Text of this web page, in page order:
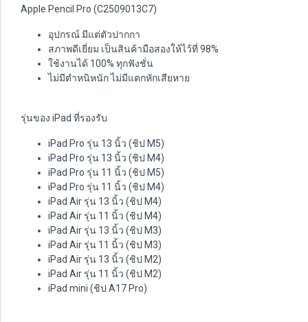
Apple Pencil Pro (C2509013C7)
อุปกรณ์ มีแต่ตัวปากกา
สภาพดีเยี่ยม เป็นสินค้ามือสองให้ไว้ที่ 98%
ใช้งานได้ 100% ทุกฟังชั่น
ไม่มีตำหนิหนัก ไม่มีแตกหักเสียหาย
รุ่นของ iPad ที่รองรับ
iPad Pro รุ่น 13 นิ้ว (ชิป M5)
iPad Pro รุ่น 13 นิ้ว (ชิป M4)
iPad Pro รุ่น 11 นิ้ว (ชิป M5)
iPad Pro รุ่น 11 นิ้ว (ชิป M4)
iPad Air รุ่น 13 นิ้ว (ชิป M4)
iPad Air รุ่น 11 นิ้ว (ชิป M4)
iPad Air รุ่น 13 นิ้ว (ชิป M3)
iPad Air รุ่น 11 นิ้ว (ชิป M3)
iPad Air รุ่น 13 นิ้ว (ชิป M2)
iPad Air รุ่น 11 นิ้ว (ชิป M2)
iPad mini (ชิป A17 Pro)